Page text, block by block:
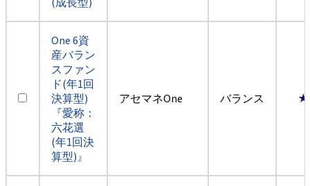
One 6資
産バラン
スファン
ド(年1回
決算型)
『愛称：
六花選
(年1回決
算型)』
アセマネOne バランス